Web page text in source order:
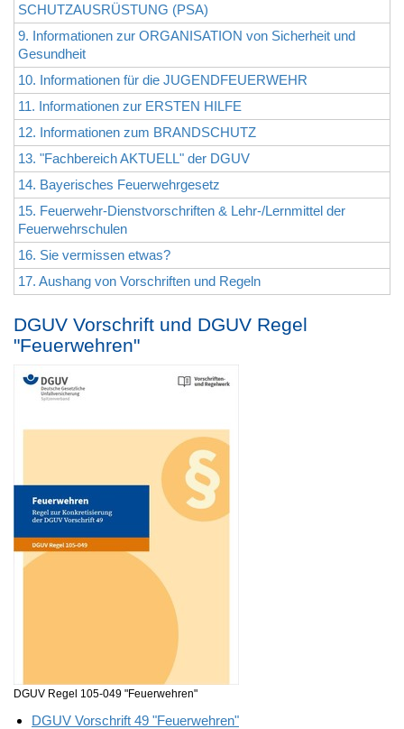
SCHUTZAUSRÜSTUNG (PSA)
9. Informationen zur ORGANISATION von Sicherheit und
Gesundheit
10. Informationen für die JUGENDFEUERWEHR
11. Informationen zur ERSTEN HILFE
12. Informationen zum BRANDSCHUTZ
13. "Fachbereich AKTUELL" der DGUV
14. Bayerisches Feuerwehrgesetz
15. Feuerwehr-Dienstvorschriften & Lehr-/Lernmittel der
Feuerwehrschulen
16. Sie vermissen etwas?
17. Aushang von Vorschriften und Regeln
DGUV Vorschrift und DGUV Regel
"Feuerwehren"
DGUV Regel 105-049 "Feuerwehren"
DGUV Vorschrift 49 "Feuerwehren"